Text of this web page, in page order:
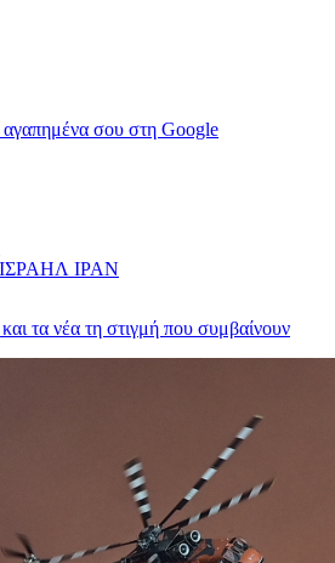
αγαπημένα σου στη Google
ΙΡΑΝ
και τα νέα τη στιγμή που συμβαίνουν